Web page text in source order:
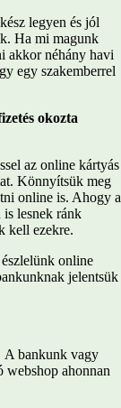
legyen és jól
Ha mi magunk
akkor néhány havi
egy szakemberrel
okozta
az online kártyás
Könnyítsük meg
online is. Ahogy a
is lesnek ránk
kell ezekre.
online
jelentsük
A bankunk vagy
webshop ahonnan